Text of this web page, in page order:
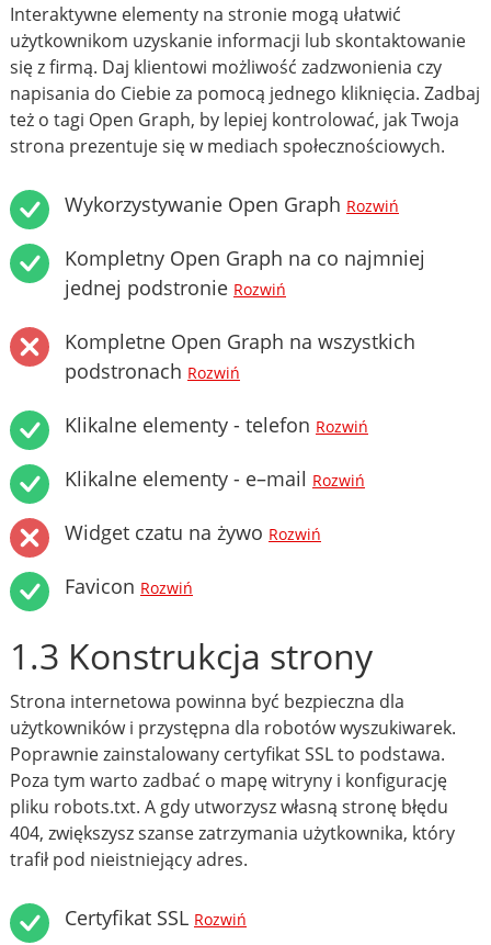
Interaktywne elementy na stronie mogą ułatwić
użytkownikom uzyskanie informacji lub skontaktowanie
się z firmą. Daj klientowi możliwość zadzwonienia czy
napisania do Ciebie za pomocą jednego kliknięcia. Zadbaj
też o tagi Open Graph, by lepiej kontrolować, jak Twoja
strona prezentuje się w mediach społecznościowych.
Wykorzystywanie Open Graph Rozwiń
Kompletny Open Graph na co najmniej
jednej podstronie Rozwiń
Kompletne Open Graph na wszystkich
podstronach Rozwiń
Klikalne elementy - telefon Rozwiń
Klikalne elementy - e–mail Rozwiń
Widget czatu na żywo Rozwiń
Favicon Rozwiń
1.3 Konstrukcja strony
Strona internetowa powinna być bezpieczna dla
użytkowników i przystępna dla robotów wyszukiwarek.
Poprawnie zainstalowany certyfikat SSL to podstawa.
Poza tym warto zadbać o mapę witryny i konfigurację
pliku robots.txt. A gdy utworzysz własną stronę błędu
404, zwiększysz szanse zatrzymania użytkownika, który
trafił pod nieistniejący adres.
Certyfikat SSL Rozwiń